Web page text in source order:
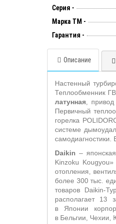
Серия -
Марка ТМ -
Гарантия -
Описание
Настенный
Теплообменник
латунная ,
Первичный
горелка
системе
Daikin –
Kinzoku
отопления,
более 300 тыс.
товаров Daikin-
располагает 13
в Японии
в Бельгии, Чехии,